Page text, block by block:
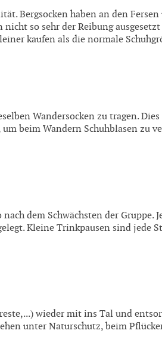
Bergsocken haben an den
so sehr der Reibung
kaufen als die normale
Wandersocken zu tragen. Dies
beim Wandern Schuhblasen zu
dem Schwächsten der Gruppe.
Kleine Trinkpausen sind jede
wieder mit ins Tal und
unter Naturschutz, beim